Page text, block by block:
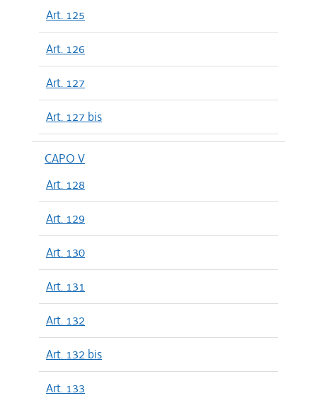
Art. 125
Art. 126
Art. 127
Art. 127 bis
CAPO V
Art. 128
Art. 129
Art. 130
Art. 131
Art. 132
Art. 132 bis
Art. 133